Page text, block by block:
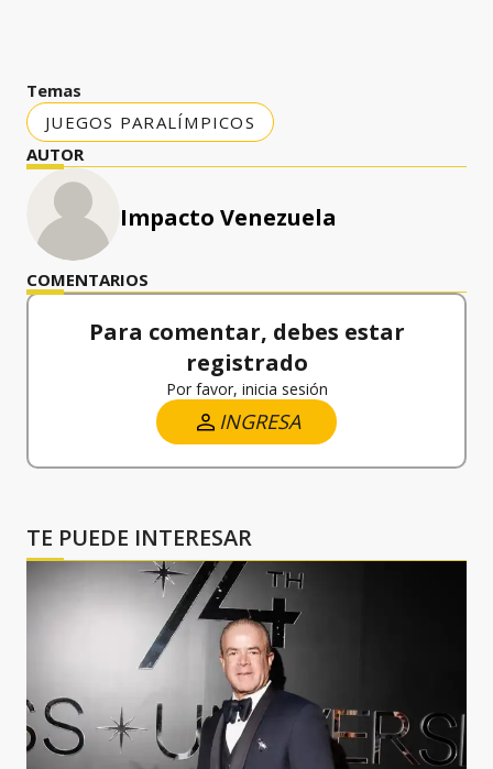
Temas
JUEGOS PARALÍMPICOS
AUTOR
Impacto Venezuela
COMENTARIOS
Para comentar, debes estar
registrado
Por favor, inicia sesión
INGRESA
TE PUEDE INTERESAR